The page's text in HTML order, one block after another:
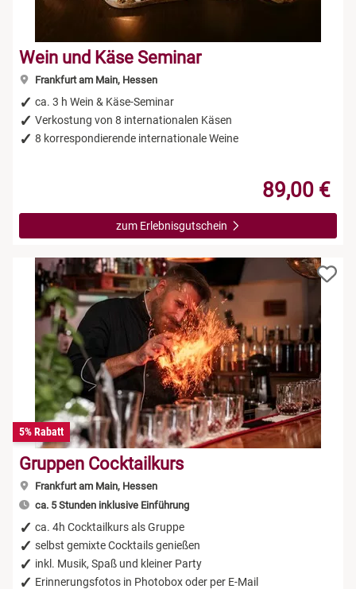
Wein und Käse Seminar
Frankfurt am Main, Hessen
ca. 3 h Wein & Käse-Seminar
Verkostung von 8 internationalen Käsen
8 korrespondierende internationale Weine
89,00 €
zum Erlebnisgutschein
5% Rabatt
Gruppen Cocktailkurs
Frankfurt am Main, Hessen
ca. 5 Stunden inklusive Einführung
ca. 4h Cocktailkurs als Gruppe
selbst gemixte Cocktails genießen
inkl. Musik, Spaß und kleiner Party
Erinnerungsfotos in Photobox oder per E-Mail